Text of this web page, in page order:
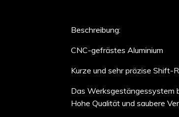
Beschreibung:
CNC-gefrästes Aluminium
Kurze und sehr präzise Shift-
Das Werksgestängessystem
Hohe Qualität und saubere